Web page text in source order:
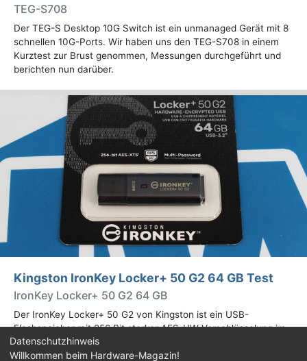
TEG-S708
Der TEG-S Desktop 10G Switch ist ein unmanaged Gerät mit 8
schnellen 10G-Ports. Wir haben uns den TEG-S708 in einem
Kurztest zur Brust genommen, Messungen durchgeführt und
berichten nun darüber.
Kingston IronKey Locker+ 50 G2 64 GB Test
IronKey Locker+ 50 G2 64 GB
Der IronKey Locker+ 50 G2 von Kingston ist ein USB-
Flashspeicher mit 256 Bit starker AES-HW-Verschlüsselung im
XTS-Modus. Wir haben das 64-GB-Modell im Praxistest
genauer begutachtet.
Datenschutzhinweis
Willkommen beim Hardware-Magazin!